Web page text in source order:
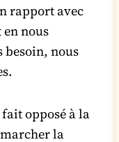
rapport avec
en nous
besoin, nous
opposé à la
la